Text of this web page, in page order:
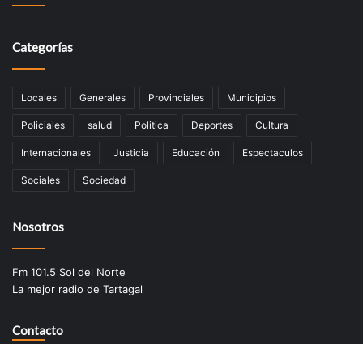
Categorías
Locales Generales Provinciales Municipios
Policiales salud Politica Deportes Cultura
Internacionales Justicia Educación Espectaculos
Sociales Sociedad
Nosotros
Fm 101.5 Sol del Norte
La mejor radio de Tartagal
Contacto